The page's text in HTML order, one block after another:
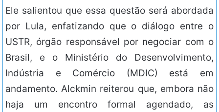
Ele salientou que essa questão será abordada
por Lula, enfatizando que o diálogo entre o
USTR, órgão responsável por negociar com o
Brasil, e o Ministério do Desenvolvimento,
Indústria e Comércio (MDIC) está em
andamento. Alckmin reiterou que, embora não
haja um encontro formal agendado, as